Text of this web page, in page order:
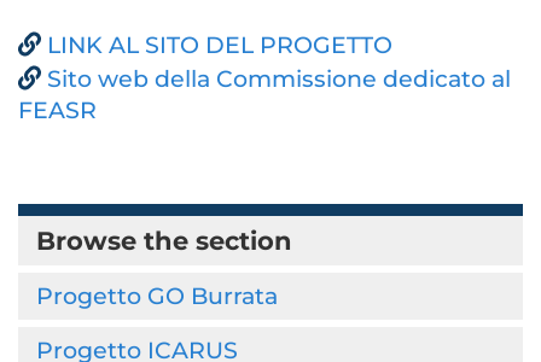
LINK AL SITO DEL PROGETTO
Sito web della Commissione dedicato al
FEASR
Browse the section
Progetto GO Burrata
Progetto ICARUS